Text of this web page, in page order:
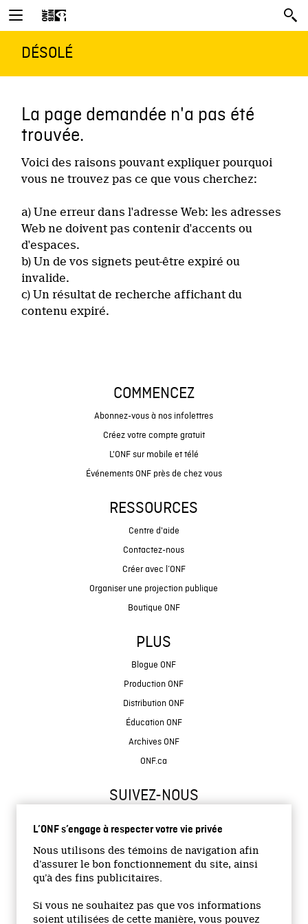
L’ONF s’engage à respecter votre vie privée
Nous utilisons des témoins de navigation afin
d’assurer le bon fonctionnement du site, ainsi
qu’à des fins publicitaires.
Si vous ne souhaitez pas que vos informations
soient utilisées de cette manière, vous pouvez
DÉSOLÉ
La page demandée n'a pas été
trouvée.
Voici des raisons pouvant expliquer pourquoi
vous ne trouvez pas ce que vous cherchez:
a) Une erreur dans l'adresse Web: les adresses
Web ne doivent pas contenir d'accents ou
d'espaces.
b) Un de vos signets peut-être expiré ou
invalide.
c) Un résultat de recherche affichant du
contenu expiré.
COMMENCEZ
Abonnez-vous à nos infolettres
Créez votre compte gratuit
L'ONF sur mobile et télé
Événements ONF près de chez vous
RESSOURCES
Centre d'aide
Contactez-nous
Créer avec l’ONF
Organiser une projection publique
Boutique ONF
PLUS
Blogue ONF
Production ONF
Distribution ONF
Éducation ONF
Archives ONF
ONF.ca
SUIVEZ-NOUS
Site institutionnel